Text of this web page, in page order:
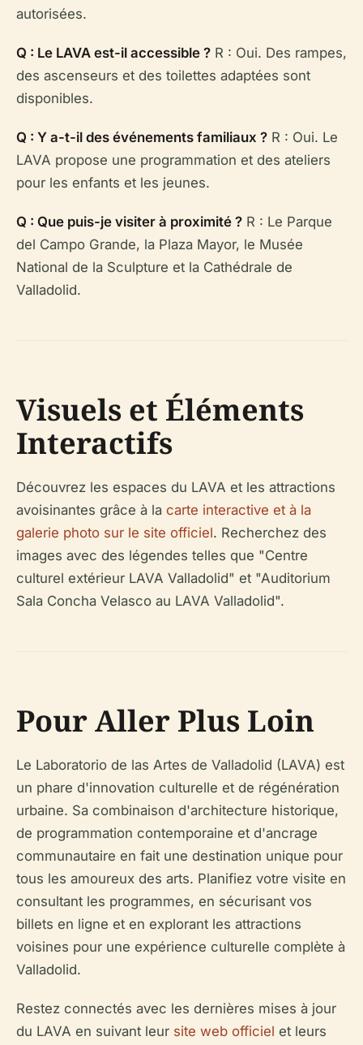
autorisées.
Q : Le LAVA est-il accessible ? R : Oui. Des rampes,
des ascenseurs et des toilettes adaptées sont
disponibles.
Q : Y a-t-il des événements familiaux ? R : Oui. Le
LAVA propose une programmation et des ateliers
pour les enfants et les jeunes.
Q : Que puis-je visiter à proximité ? R : Le Parque
del Campo Grande, la Plaza Mayor, le Musée
National de la Sculpture et la Cathédrale de
Valladolid.
Visuels et Éléments
Interactifs
Découvrez les espaces du LAVA et les attractions
avoisinantes grâce à la carte interactive et à la
galerie photo sur le site officiel. Recherchez des
images avec des légendes telles que "Centre
culturel extérieur LAVA Valladolid" et "Auditorium
Sala Concha Velasco au LAVA Valladolid".
Pour Aller Plus Loin
Le Laboratorio de las Artes de Valladolid (LAVA) est
un phare d'innovation culturelle et de régénération
urbaine. Sa combinaison d'architecture historique,
de programmation contemporaine et d'ancrage
communautaire en fait une destination unique pour
tous les amoureux des arts. Planifiez votre visite en
consultant les programmes, en sécurisant vos
billets en ligne et en explorant les attractions
voisines pour une expérience culturelle complète à
Valladolid.
Restez connectés avec les dernières mises à jour
du LAVA en suivant leur site web officiel et leurs